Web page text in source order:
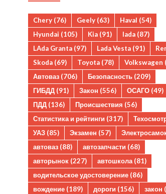
Chery (76) Geely (63) Haval (54)
Hyundai (105) Kia (91) lada (87)
LAda Granta (97) Lada Vesta (91)
Skoda (69) Toyota (78) Volkswagen
Автоваз (706) Безопасность (209)
ГИБДД (91) Закон (556) ОСАГО (49)
ПДД (136) Происшествия (56)
Статистика и рейтинги (317)
УАЗ (85) Экзамен (57)
автоваз (88) автозапчасти (68)
авторынок (227) автошкола (81)
водительское удостоверение (86)
вождение (189) дороги (156) закон